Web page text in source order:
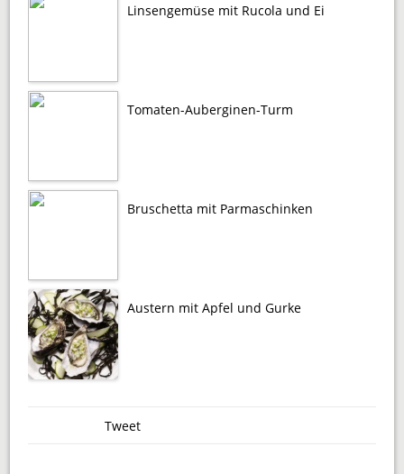
Linsengemüse mit Rucola und Ei
Tomaten-Auberginen-Turm
Bruschetta mit Parmaschinken
Austern mit Apfel und Gurke
Tweet